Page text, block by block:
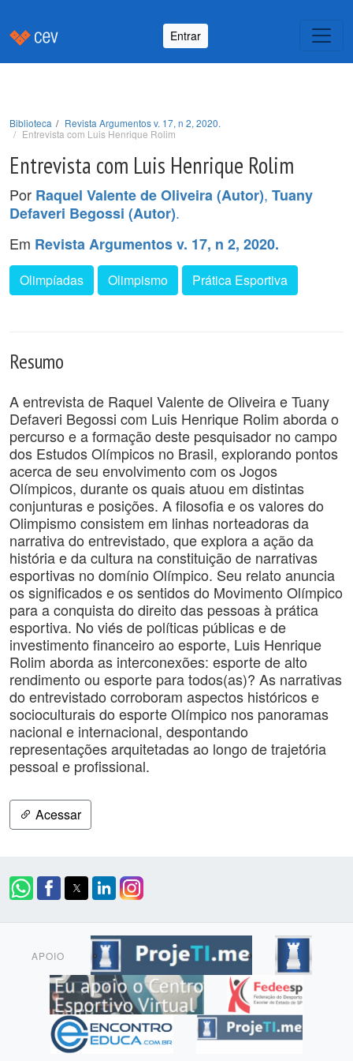
Entrar
Biblioteca
Revista Argumentos v. 17, n 2, 2020.
Entrevista com Luis Henrique Rolim
Entrevista com Luis Henrique Rolim
Por Raquel Valente de Oliveira (Autor), Tuany
Defaveri Begossi (Autor).
Em Revista Argumentos v. 17, n 2, 2020.
Olimpíadas Olimpismo Prática Esportiva
Resumo
A entrevista de Raquel Valente de Oliveira e Tuany
Defaveri Begossi com Luis Henrique Rolim aborda o
percurso e a formação deste pesquisador no campo
dos Estudos Olímpicos no Brasil, explorando pontos
acerca de seu envolvimento com os Jogos
Olímpicos, durante os quais atuou em distintas
conjunturas e posições. A filosofia e os valores do
Olimpismo consistem em linhas norteadoras da
narrativa do entrevistado, que explora a ação da
história e da cultura na constituição de narrativas
esportivas no domínio Olímpico. Seu relato anuncia
os significados e os sentidos do Movimento Olímpico
para a conquista do direito das pessoas à prática
esportiva. No viés de políticas públicas e de
investimento financeiro ao esporte, Luis Henrique
Rolim aborda as interconexões: esporte de alto
rendimento ou esporte para todos(as)? As narrativas
do entrevistado corroboram aspectos históricos e
socioculturais do esporte Olímpico nos panoramas
nacional e internacional, despontando
representações arquitetadas ao longo de trajetória
pessoal e profissional.
Acessar
APOIO